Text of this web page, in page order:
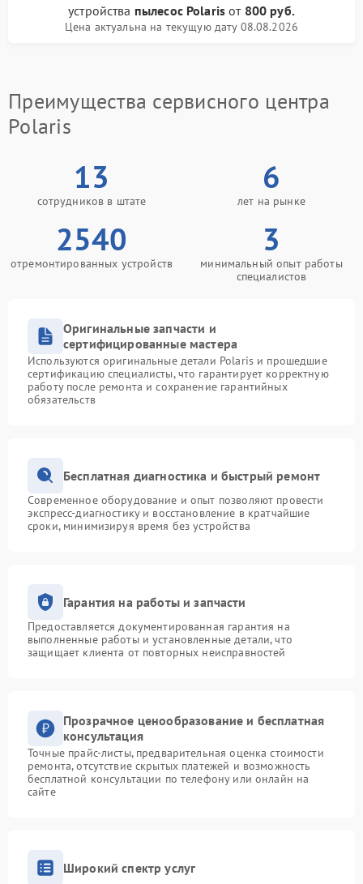
устройства пылесос Polaris от 800 руб.
Цена актуальна на текущую дату 08.08.2026
Преимущества сервисного центра
Polaris
13
сотрудников в штате
6
лет на рынке
2540
отремонтированных устройств
3
минимальный опыт работы
специалистов
Оригинальные запчасти и
сертифицированные мастера
Используются оригинальные детали Polaris и прошедшие
сертификацию специалисты, что гарантирует корректную
работу после ремонта и сохранение гарантийных
обязательств
Бесплатная диагностика и быстрый ремонт
Современное оборудование и опыт позволяют провести
экспресс-диагностику и восстановление в кратчайшие
сроки, минимизируя время без устройства
Гарантия на работы и запчасти
Предоставляется документированная гарантия на
выполненные работы и установленные детали, что
защищает клиента от повторных неисправностей
Прозрачное ценообразование и бесплатная
консультация
Точные прайс-листы, предварительная оценка стоимости
ремонта, отсутствие скрытых платежей и возможность
бесплатной консультации по телефону или онлайн на
сайте
Широкий спектр услуг